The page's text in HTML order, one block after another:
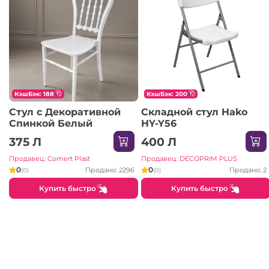
КэшБэк: 188
Стул с Декоративной
Спинкой Белый
375 Л
Продавец: Comert Plast
0(0) Продано: 2296
Купить быстро
КэшБэк: 200
Складной стул Hako
HY-Y56
400 Л
Продавец: DECOPRIM PLUS
0(0) Продано: 2
Купить быстро